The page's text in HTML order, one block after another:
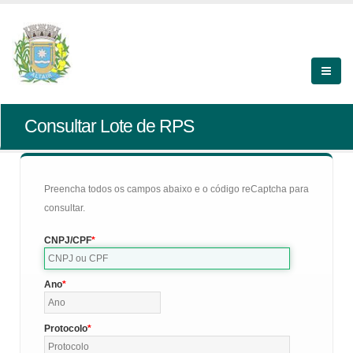
Consultar Lote de RPS
Preencha todos os campos abaixo e o código reCaptcha para
consultar.
CNPJ/CPF
Ano
Protocolo